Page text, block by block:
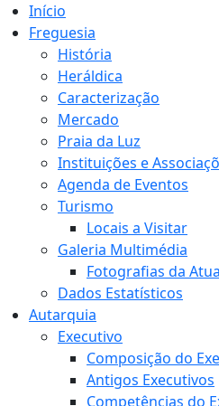
Início
Freguesia
História
Heráldica
Caracterização
Mercado
Praia da Luz
Instituições e
Agenda de Eventos
Turismo
Locais a Visitar
Galeria Multimédia
Fotografias da
Dados Estatísticos
Autarquia
Executivo
Composição do
Antigos Executivos
Competências do